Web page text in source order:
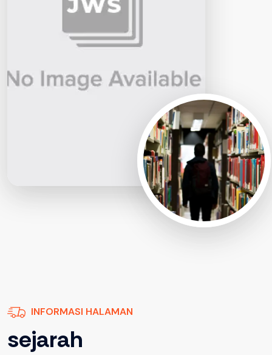
INFORMASI HALAMAN
sejarah